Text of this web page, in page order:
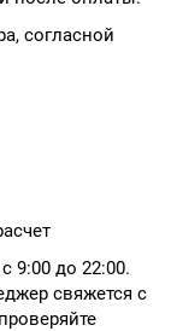
согласной
9:00 до 22:00.
свяжется с